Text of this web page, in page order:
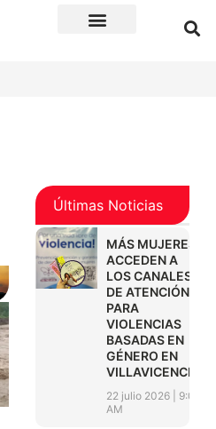
Últimas Noticias
MÁS MUJERES
ACCEDEN A
LOS CANALES
DE ATENCIÓN
PARA
VIOLENCIAS
BASADAS EN
GÉNERO EN
VILLAVICENCIO
22 julio 2026
9:01
AM